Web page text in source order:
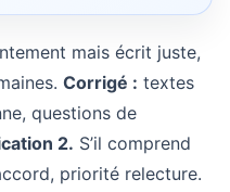
mais écrit juste,
Corrigé : textes
questions de
2. S’il comprend
priorité relecture.